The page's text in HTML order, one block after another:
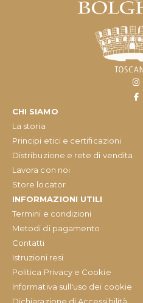
CHI SIAMO
La storia
Principi etici e certificazioni
Distribuzione e rete di vendita
Lavora con noi
Store locator
INFORMAZIONI UTILI
Termini e condizioni
Metodi di pagamento
Contatti
Istruzioni resi
Politica Privacy e Cookie
Informativa sull'uso dei cookie